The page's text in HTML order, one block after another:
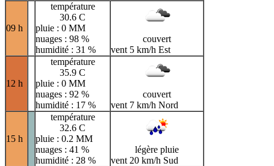
09 h
température
30.6 C
pluie : 0 MM
nuages : 98 %
humidité : 31 %
couvert
vent 5 km/h Est
12 h
température
35.9 C
pluie : 0 MM
nuages : 92 %
humidité : 17 %
couvert
vent 7 km/h Nord
15 h
température
32.6 C
pluie : 0.2 MM
nuages : 41 %
humidité : 28 %
légère pluie
vent 20 km/h Sud